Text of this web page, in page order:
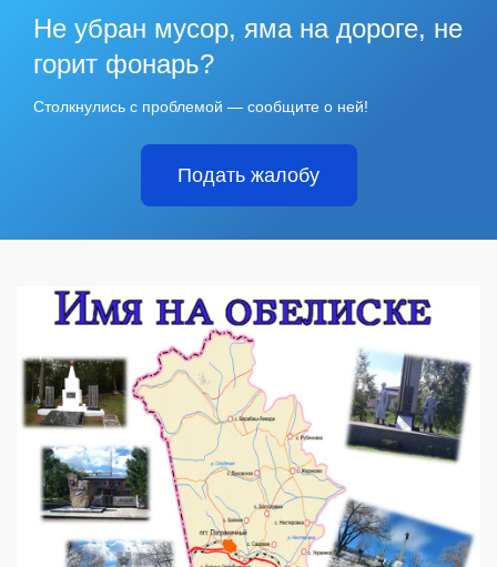
Не убран мусор, яма на дороге, не
горит фонарь?
Столкнулись с проблемой — сообщите о ней!
Подать жалобу